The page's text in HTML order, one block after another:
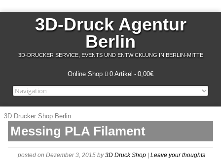
3D-Druck Agentur
Berlin
3D-DRUCKER SERVICE, EVENTS UND ENTWICKLUNG IN BERLIN-MITTE
Online Shop 0 Artikel 0,00€
3D Drucker Shop Berlin
Messing PLA Filament
posted on Dezember 3, 2015 by3D Druck Shop Leave your thoughts